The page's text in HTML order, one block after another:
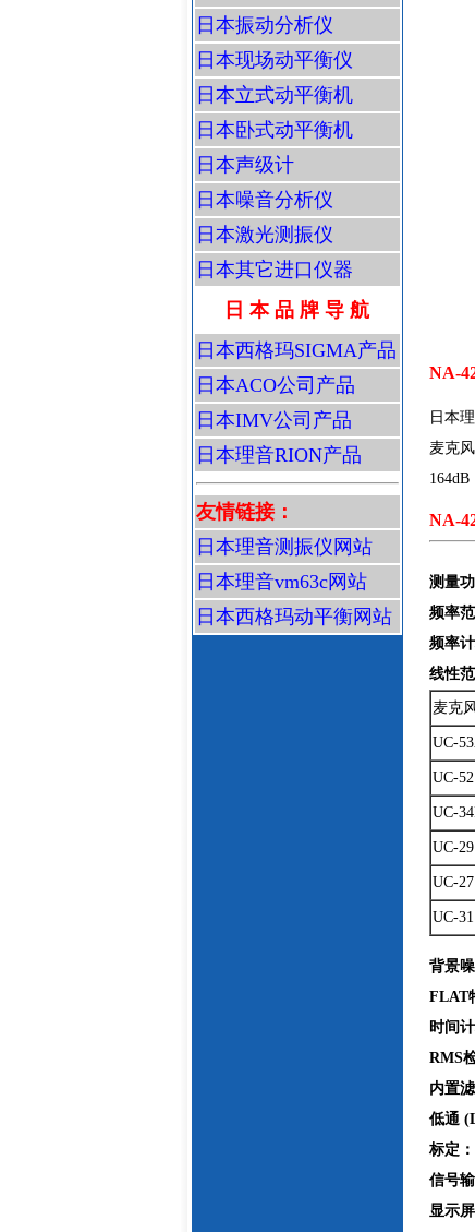
日本振动分析仪
日本现场动平衡仪
日本立式动平衡机
日本卧式动平衡机
日本声级计
日本噪音分析仪
日本激光测振仪
日本其它进口仪器
日 本 品 牌 导 航
日本西格玛SIGMA产品
日本ACO公司产品
日本IMV公司产品
日本理音RION产品
友情链接：
日本理音测振仪网站
日本理音vm63c网站
日本西格玛动平衡网站
NA-
日本
麦克
164dB
NA-
测量功
频率范
频率计
线性范
麦克
UC-
UC-52
UC-
UC-29
UC-27
UC-31
背景噪
FLAT
时间
RMS
内置
低通
标定：
信号输
显示屏